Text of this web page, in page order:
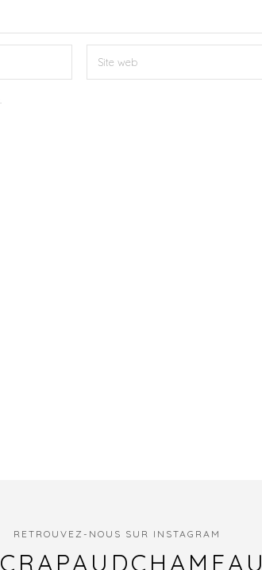
RETROUVEZ-NOUS SUR INSTAGRAM
CRAPAUDCHAMEAU